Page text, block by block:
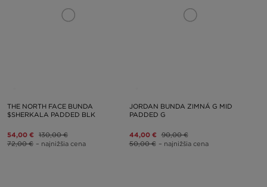
THE NORTH FACE BUNDA
$SHERKALA PADDED BLK
54,00 € 130,00 €
72,00 € – najnižšia cena
JORDAN BUNDA ZIMNÁ G MID
PADDED G
44,00 € 90,00 €
50,00 € – najnižšia cena